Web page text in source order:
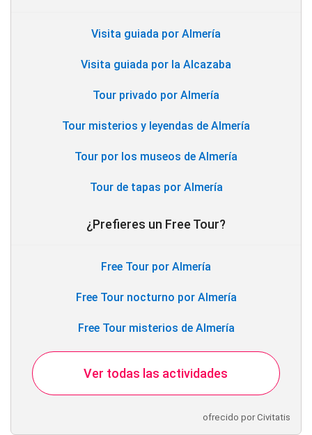
Visita guiada por Almería
Visita guiada por la Alcazaba
Tour privado por Almería
Tour misterios y leyendas de Almería
Tour por los museos de Almería
Tour de tapas por Almería
¿Prefieres un Free Tour?
Free Tour por Almería
Free Tour nocturno por Almería
Free Tour misterios de Almería
Ver todas las actividades
ofrecido por Civitatis